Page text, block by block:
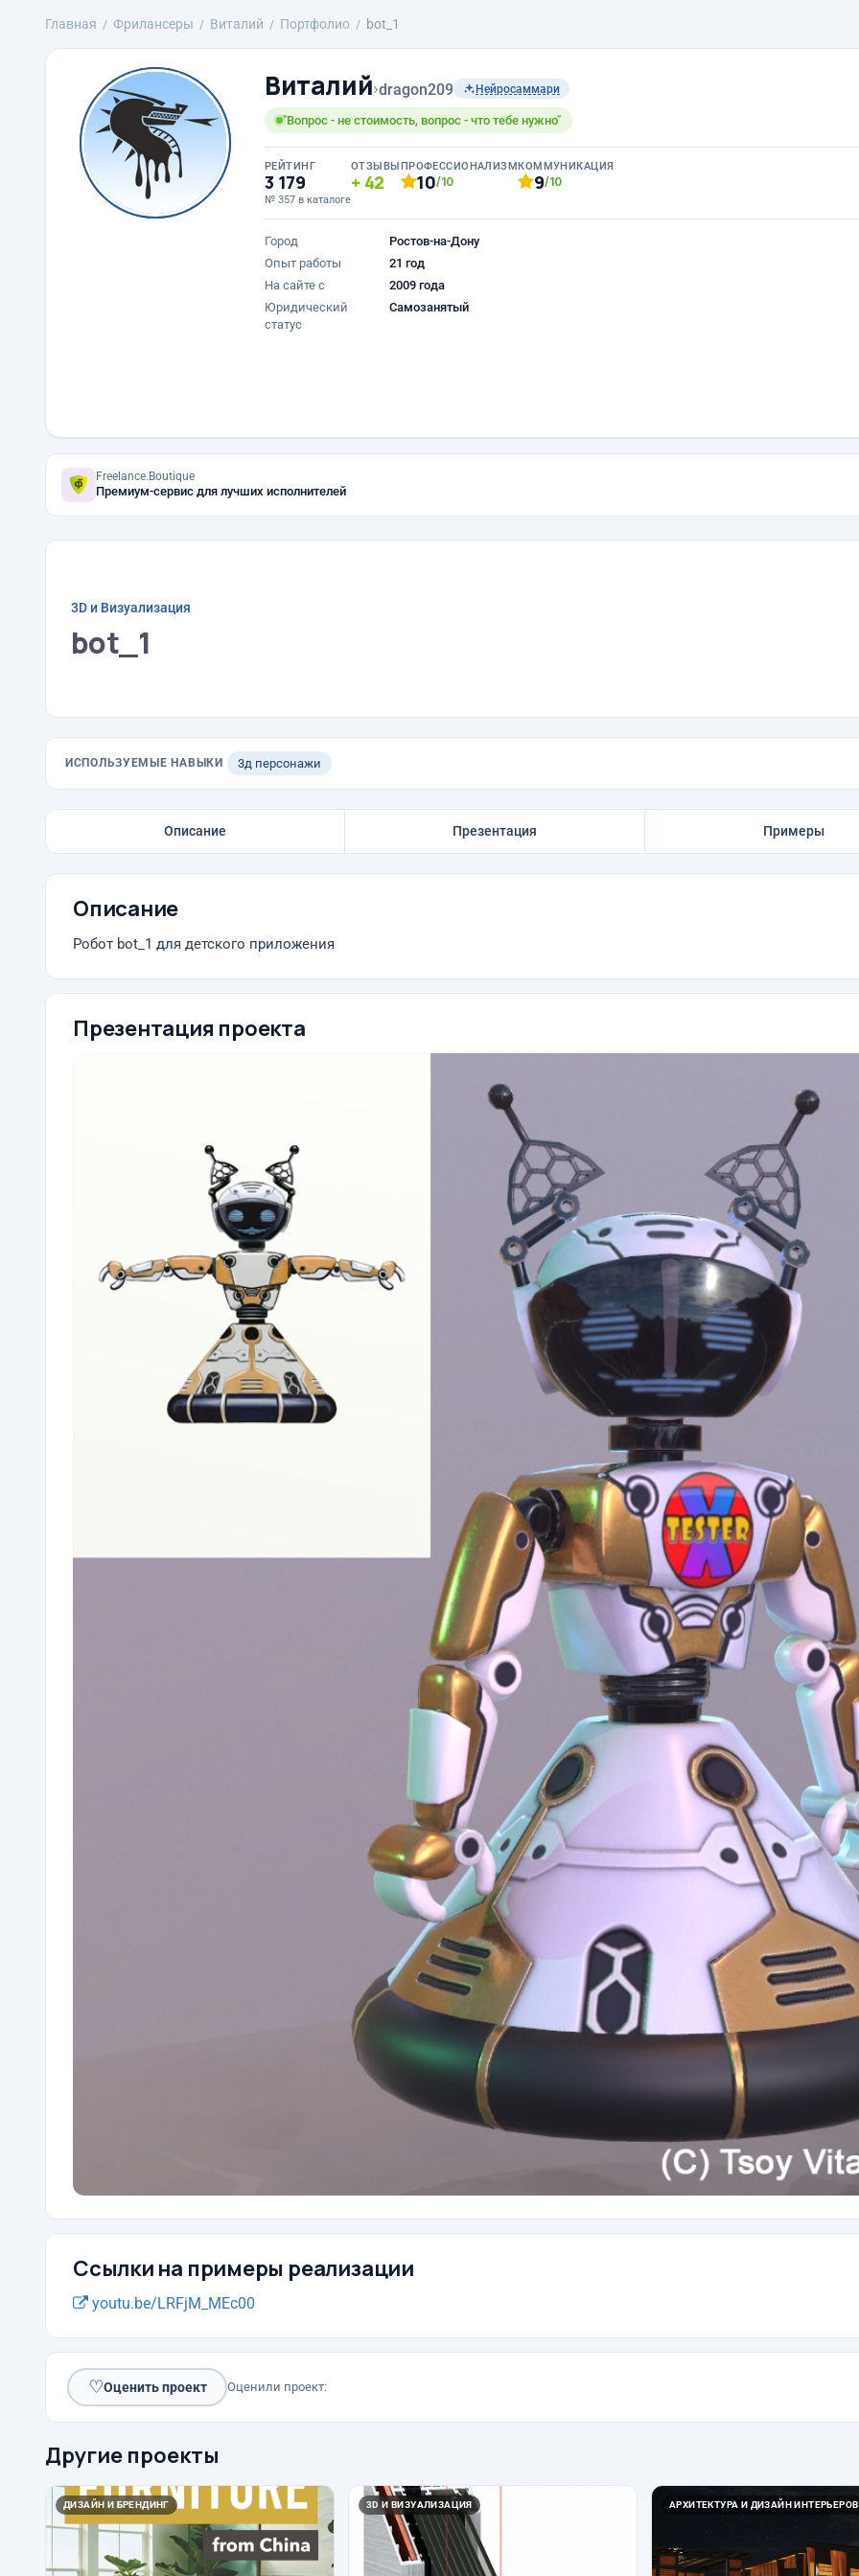
Главная Фрилансеры Виталий Портфолио bot_1
Виталий›dragon209 Нейросаммари
"Вопрос - не стоимость, вопрос - что тебе нужно"
РЕЙТИНГ
3 179
№ 357 в каталоге
ОТЗЫВЫ
42
ПРОФЕССИОНАЛИЗМ
10/10
КОММУНИКАЦИЯ
9/10
Город
Ростов-на-Дону
Опыт работы
21 год
На сайте с
2009 года
Юридический
статус
Самозанятый
Freelance.Boutique
Премиум-сервис для лучших исполнителей
3D и Визуализация
bot_1
ИСПОЛЬЗУЕМЫЕ НАВЫКИ 3д персонажи
Описание Презентация Примеры
Описание
Робот bot_1 для детского приложения
Презентация проекта
Ссылки на примеры реализации
youtu.be/LRFjM_MEc00
♡Оценить проект Оценили проект:
Другие проекты
ДИЗАЙН И БРЕНДИНГ 3D И ВИЗУАЛИЗАЦИЯ АРХИТЕКТУРА И ДИЗАЙН ИНТЕРЬЕРОВ